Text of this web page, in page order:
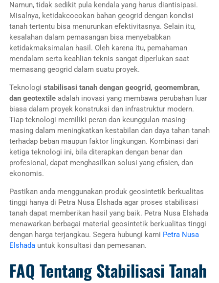
Namun, tidak sedikit pula kendala yang harus diantisipasi.
Misalnya, ketidakcocokan bahan geogrid dengan kondisi
tanah tertentu bisa menurunkan efektivitasnya. Selain itu,
kesalahan dalam pemasangan bisa menyebabkan
ketidakmaksimalan hasil. Oleh karena itu, pemahaman
mendalam serta keahlian teknis sangat diperlukan saat
memasang geogrid dalam suatu proyek.
Teknologi stabilisasi tanah dengan geogrid, geomembran,
dan geotextileadalah inovasi yang membawa perubahan luar
biasa dalam proyek konstruksi dan infrastruktur modern.
Tiap teknologi memiliki peran dan keunggulan masing-
masing dalam meningkatkan kestabilan dan daya tahan tanah
terhadap beban maupun faktor lingkungan. Kombinasi dari
ketiga teknologi ini, bila diterapkan dengan benar dan
profesional, dapat menghasilkan solusi yang efisien, dan
ekonomis.
Pastikan anda menggunakan produk geosintetik berkualitas
tinggi hanya di Petra Nusa Elshada agar proses stabilisasi
tanah dapat memberikan hasil yang baik. Petra Nusa Elshada
menawarkan berbagai material geosintetik berkualitas tinggi
dengan harga terjangkau. Segera hubungi kami Petra Nusa
Elshadauntuk konsultasi dan pemesanan.
FAQ Tentang Stabilisasi Tanah